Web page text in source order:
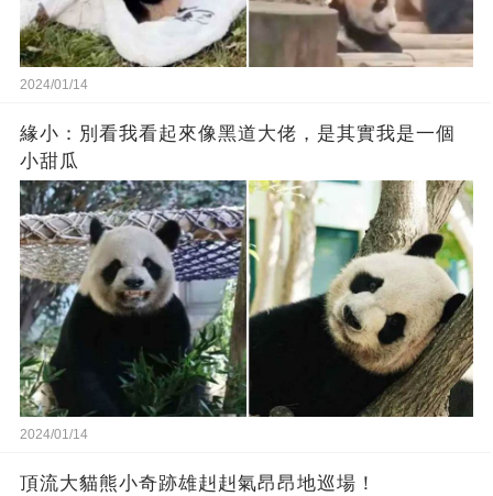
2024/01/14
緣小：別看我看起來‬像‬黑道‬大佬‬，是其實我是一個
小甜瓜‬
2024/01/14
頂流大貓熊小奇跡雄赳赳氣昂昂地巡場！